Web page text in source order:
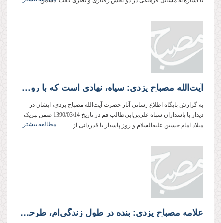
آیت‌الله مصباح یزدی: سپاه، نهادی است که با روح، قلب و دل مردم پیوند خورده است
به گزارش پایگاه اطلاع رسانی آثار حضرت آیت‌الله مصباح یزدی، ایشان در
دیدار با پاسداران سپاه علی‌بن‌ابی‌طالب قم در تاریخ 1390/03/14 ضمن تبریک
میلاد امام حسین علیه‌السلام و روز پاسدار با قدردانی از...
مطالعه بیشتر...
علامه مصباح یزدی: بنده در طول زندگی‌ام، طرحی بابرکت‌تر از طرح ولایت ندیده‌ام